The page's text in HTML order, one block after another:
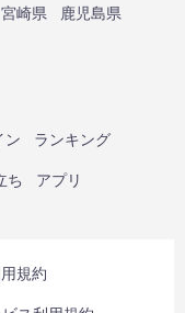
宮崎県
鹿児島県
ン ランキング
ち アプリ
規約